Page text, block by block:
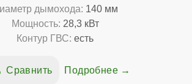
дымохода: 140 мм
Мощность: 28,3 кВт
Контур ГВС: есть
Подробнее